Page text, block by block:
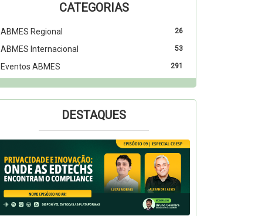
CATEGORIAS
26
ABMES Regional
53
ABMES Internacional
291
Eventos ABMES
DESTAQUES